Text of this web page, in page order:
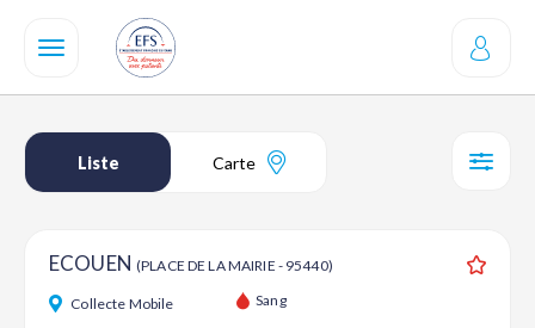
contenu
Liste Carte
ECOUEN (PLACE DE LA MAIRIE - 95440)
Collecte Mobile Sang